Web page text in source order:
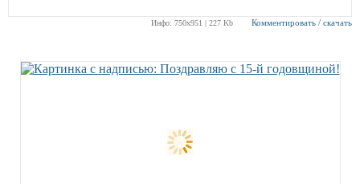
Инфо: 750х951 | 227 Kb Комментировать / скачать